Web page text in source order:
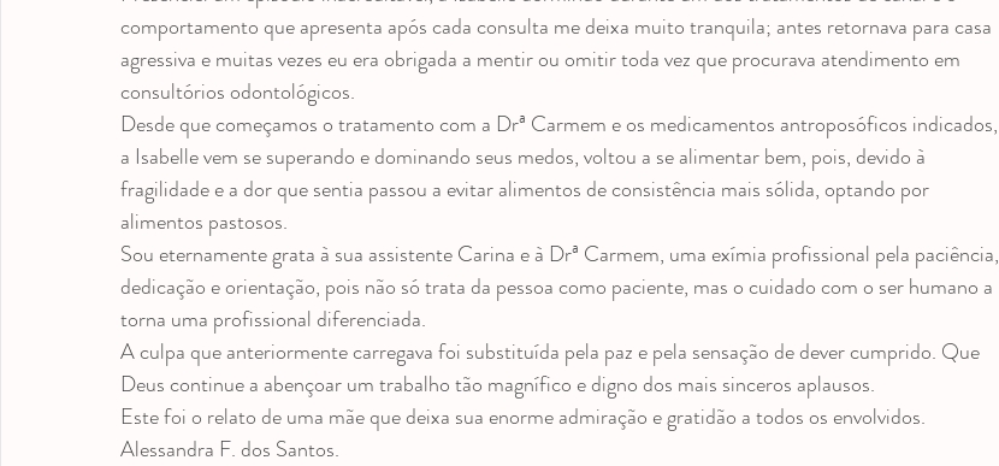
comportamento que apresenta após cada consulta me deixa muito tranquila; antes retornava para casa
agressiva e muitas vezes eu era obrigada a mentir ou omitir toda vez que procurava atendimento em
consultórios odontológicos.
Desde que começamos o tratamento com a Drª Carmem e os medicamentos antroposóficos indicados,
a Isabelle vem se superando e dominando seus medos, voltou a se alimentar bem, pois, devido à
fragilidade e a dor que sentia passou a evitar alimentos de consistência mais sólida, optando por
alimentos pastosos.
Sou eternamente grata à sua assistente Carina e à Drª Carmem, uma exímia profissional pela paciência,
dedicação e orientação, pois não só trata da pessoa como paciente, mas o cuidado com o ser humano a
torna uma profissional diferenciada.
A culpa que anteriormente carregava foi substituída pela paz e pela sensação de dever cumprido. Que
Deus continue a abençoar um trabalho tão magnífico e digno dos mais sinceros aplausos.
Este foi o relato de uma mãe que deixa sua enorme admiração e gratidão a todos os envolvidos.
Alessandra F. dos Santos.